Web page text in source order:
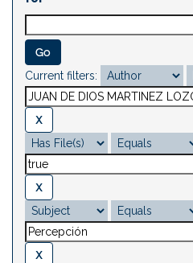
Current filters: